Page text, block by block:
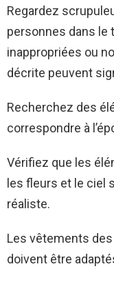
Regardez
personnes dans le
inappropriées ou
décrite peuvent
Recherchez des
correspondre à
Vérifiez que les
les fleurs et le ciel
réaliste.
Les vêtements
doivent être